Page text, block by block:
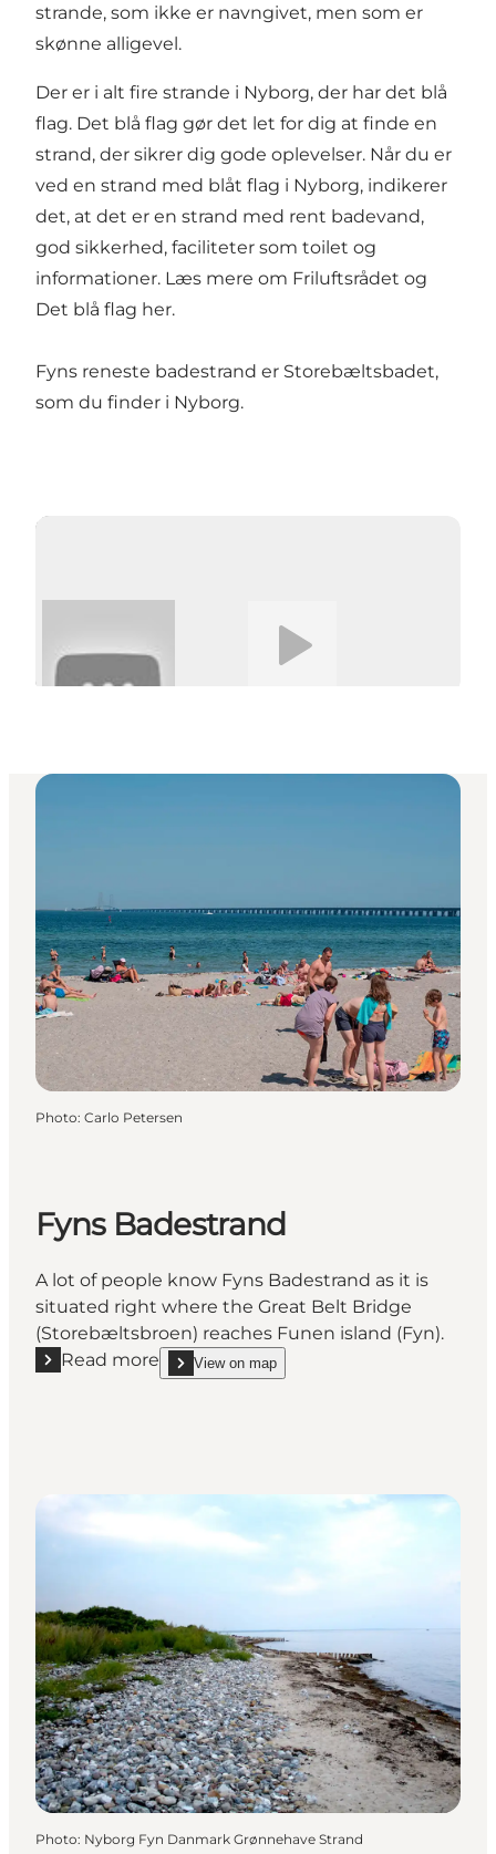
strande, som ikke er navngivet, men som er
skønne alligevel.
Der er i alt fire strande i Nyborg, der har det blå
flag. Det blå flag gør det let for dig at finde en
strand, der sikrer dig gode oplevelser. Når du er
ved en strand med blåt flag i Nyborg, indikerer
det, at det er en strand med rent badevand,
god sikkerhed, faciliteter som toilet og
informationer. Læs mere om Friluftsrådet og
Det blå flag her.
Fyns reneste badestrand er Storebæltsbadet,
som du finder i Nyborg.
Photo: Carlo Petersen
Fyns Badestrand
A lot of people know Fyns Badestrand as it is
situated right where the Great Belt Bridge
(Storebæltsbroen) reaches Funen island (Fyn).
Read more
Read more "Fyns Badestrand"
View on map
show Fyns Badestrand on_map
Photo: Nyborg Fyn Danmark Grønnehave Strand